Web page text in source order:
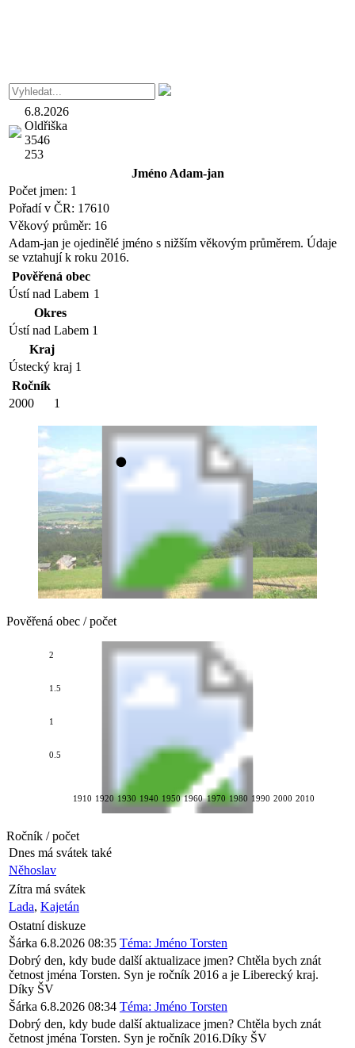
6.8.2026
Oldřiška
3546
253
JménoAdam-jan
Počet jmen: 1
Pořadí v ČR: 17610
Věkový průměr: 16
Adam-jan je ojedinělé jméno s nižším věkovým průměrem. Údaje
se vztahují k roku 2016.
Pověřená obec
Ústí nad Labem 1
Okres
Ústí nad Labem 1
Kraj
Ústecký kraj 1
Ročník
2000
1
Pověřená obec / počet
1910 1920 1930 1940 1950 1960 1970 1980 1990 2000 2010
0.5
1
1.5
2
Ročník / počet
Dnes má svátek také
Něhoslav
Zítra má svátek
Lada, Kajetán
Ostatní diskuze
Šárka 6.8.2026 08:35 Téma: Jméno Torsten
Dobrý den, kdy bude další aktualizace jmen? Chtěla bych znát
četnost jména Torsten. Syn je ročník 2016 a je Liberecký kraj.
Díky ŠV
Šárka 6.8.2026 08:34 Téma: Jméno Torsten
Dobrý den, kdy bude další aktualizace jmen? Chtěla bych znát
četnost jména Torsten. Syn je ročník 2016.Díky ŠV